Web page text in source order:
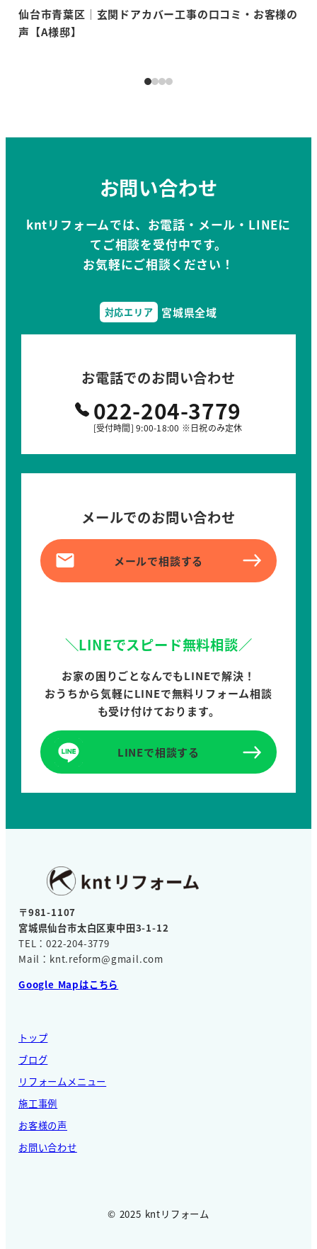
仙台市青葉区│玄関ドアカバー工事の口コミ・お客様の
声【A様邸】
お問い合わせ
kntリフォームでは、お電話・メール・LINEに
てご相談を受付中です。
お気軽にご相談ください！
対応エリア 宮城県全域
お電話でのお問い合わせ
022-204-3779
[受付時間] 9:00-18:00 ※日祝のみ定休
メールでのお問い合わせ
メールで相談する
＼LINEでスピード無料相談／
お家の困りごとなんでもLINEで解決！
おうちから気軽にLINEで無料リフォーム相談
も受け付けております。
LINEで相談する
〒981-1107
宮城県仙台市太白区東中田3-1-12
TEL：022-204-3779
Mail：knt.reform@gmail.com
Google Mapはこちら
トップ
ブログ
リフォームメニュー
施工事例
お客様の声
お問い合わせ
© 2025 kntリフォーム